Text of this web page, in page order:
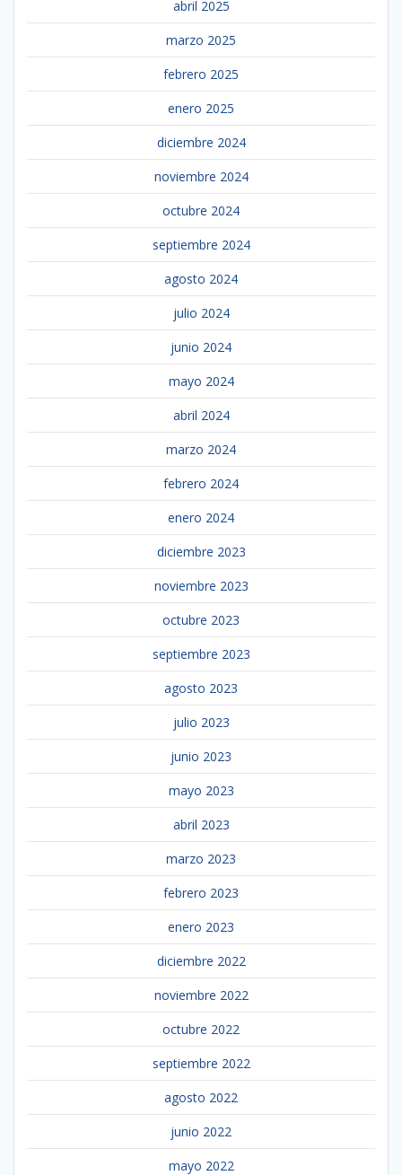
abril 2025
marzo 2025
febrero 2025
enero 2025
diciembre 2024
noviembre 2024
octubre 2024
septiembre 2024
agosto 2024
julio 2024
junio 2024
mayo 2024
abril 2024
marzo 2024
febrero 2024
enero 2024
diciembre 2023
noviembre 2023
octubre 2023
septiembre 2023
agosto 2023
julio 2023
junio 2023
mayo 2023
abril 2023
marzo 2023
febrero 2023
enero 2023
diciembre 2022
noviembre 2022
octubre 2022
septiembre 2022
agosto 2022
junio 2022
mayo 2022